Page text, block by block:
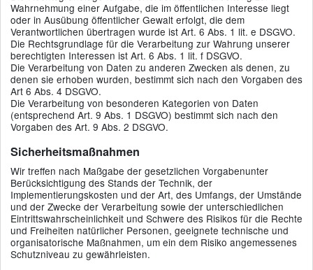
Wahrnehmung einer Aufgabe, die im öffentlichen Interesse liegt
oder in Ausübung öffentlicher Gewalt erfolgt, die dem
Verantwortlichen übertragen wurde ist Art. 6 Abs. 1 lit. e DSGVO.
Die Rechtsgrundlage für die Verarbeitung zur Wahrung unserer
berechtigten Interessen ist Art. 6 Abs. 1 lit. f DSGVO.
Die Verarbeitung von Daten zu anderen Zwecken als denen, zu
denen sie erhoben wurden, bestimmt sich nach den Vorgaben des
Art 6 Abs. 4 DSGVO.
Die Verarbeitung von besonderen Kategorien von Daten
(entsprechend Art. 9 Abs. 1 DSGVO) bestimmt sich nach den
Vorgaben des Art. 9 Abs. 2 DSGVO.
Sicherheitsmaßnahmen
Wir treffen nach Maßgabe der gesetzlichen Vorgabenunter
Berücksichtigung des Stands der Technik, der
Implementierungskosten und der Art, des Umfangs, der Umstände
und der Zwecke der Verarbeitung sowie der unterschiedlichen
Eintrittswahrscheinlichkeit und Schwere des Risikos für die Rechte
und Freiheiten natürlicher Personen, geeignete technische und
organisatorische Maßnahmen, um ein dem Risiko angemessenes
Schutzniveau zu gewährleisten.